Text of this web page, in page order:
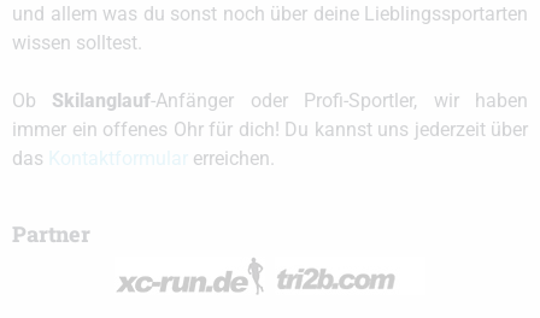
und allem was du sonst noch über deine Lieblingssportarten
wissen solltest.
Ob Skilanglauf-Anfänger oder Profi-Sportler, wir haben
immer ein offenes Ohr für dich! Du kannst uns jederzeit über
das
erreichen.
Partner